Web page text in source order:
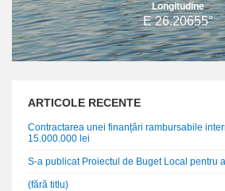
Longitudine
E 26.20655°
ARTICOLE RECENTE
Contractarea unei finanțări rambursabile
15.000.000 lei
S-a publicat Proiectul de Buget Local pentru
(fără titlu)